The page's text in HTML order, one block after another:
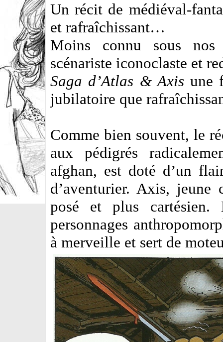
Un récit de médiéval-
et rafraîchissant…
Moins connu sous nos
scénariste iconoclaste et
Saga d’Atlas & Axis une
jubilatoire que
Comme bien souvent, le
aux pédigrés
afghan, est doté d’un
d’aventurier. Axis,
posé et plus
personnages
à merveille et sert de